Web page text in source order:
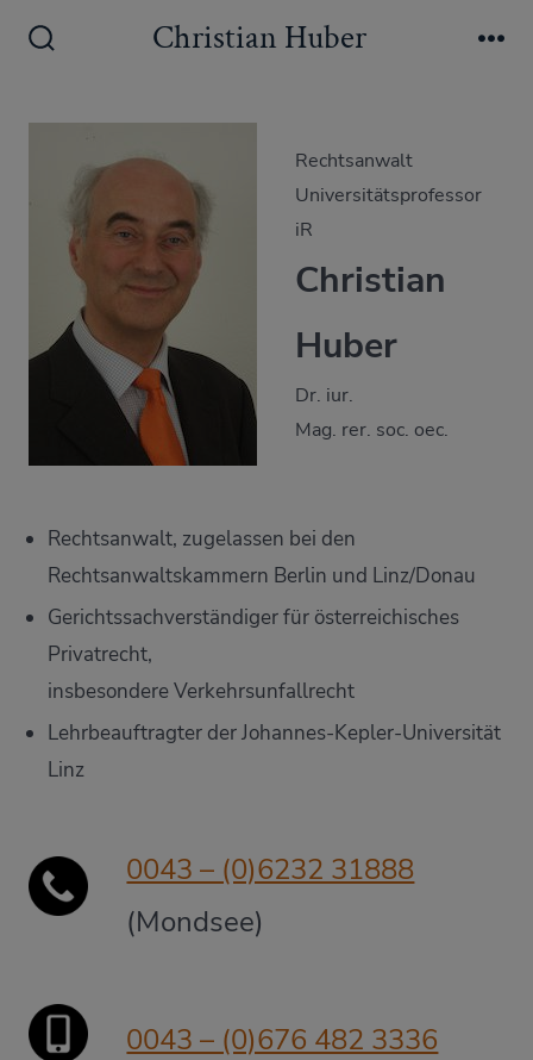
Inhalt
Christian Huber
Rechtsanwalt
Universitätsprofessor
iR
Christian
Huber
Dr. iur.
Mag. rer. soc. oec.
Rechtsanwalt, zugelassen bei den
Rechtsanwaltskammern Berlin und Linz/Donau
Gerichtssachverständiger für österreichisches
Privatrecht,
insbesondere Verkehrsunfallrecht
Lehrbeauftragter der Johannes-Kepler-Universität
Linz
0043 – (0)6232 31888
(Mondsee)
0043 – (0)676 482 3336